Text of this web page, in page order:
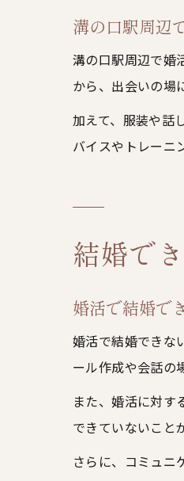
溝の口駅周辺
溝の口駅周辺で婚
から、出会いの場
加えて、服装や話
バイスやトレーニ
結婚で
婚活で結婚で
婚活で結婚できな
ール作成や会話の
また、婚活に対す
できていないこと
さらに、コミュニ